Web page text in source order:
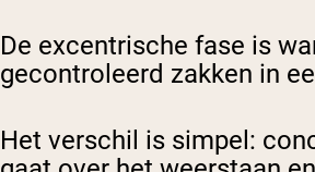
De excentrische fase is
gecontroleerd zakken in
Het verschil is simpel: